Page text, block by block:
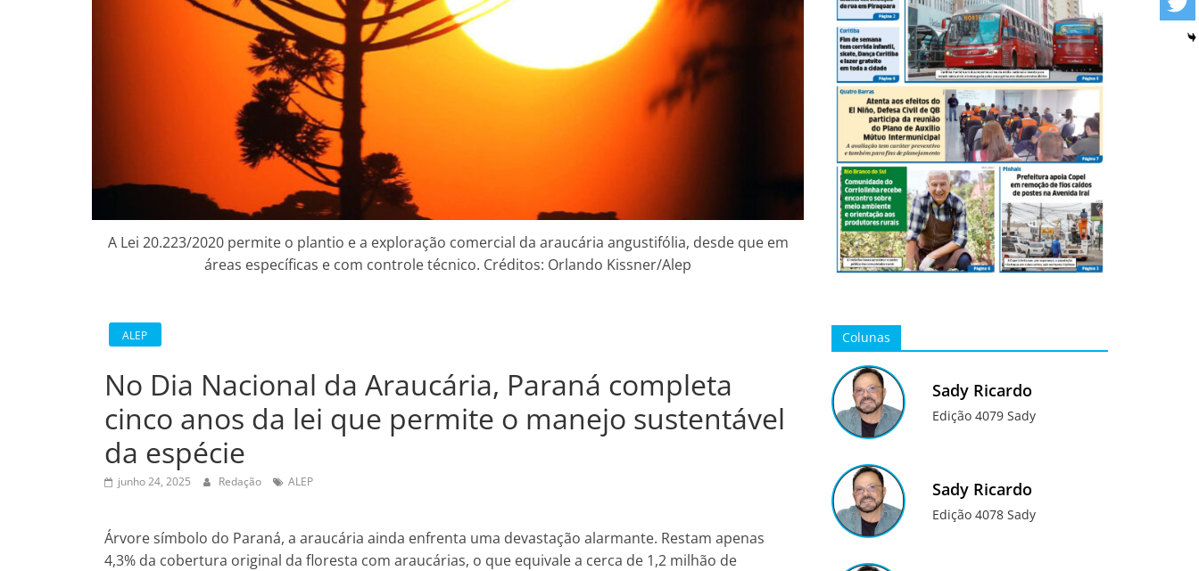
A Lei 20.223/2020 permite o plantio e a exploração comercial da araucária angustifólia, desde que em
áreas específicas e com controle técnico. Créditos: Orlando Kissner/Alep
ALEP
No Dia Nacional da Araucária, Paraná completa
cinco anos da lei que permite o manejo sustentável
da espécie
junho 24, 2025 Redação ALEP
Árvore símbolo do Paraná, a araucária ainda enfrenta uma devastação alarmante. Restam apenas
4,3% da cobertura original da floresta com araucárias, o que equivale a cerca de 1,2 milhão de
Colunas
Sady Ricardo
Edição 4079 Sady
Sady Ricardo
Edição 4078 Sady